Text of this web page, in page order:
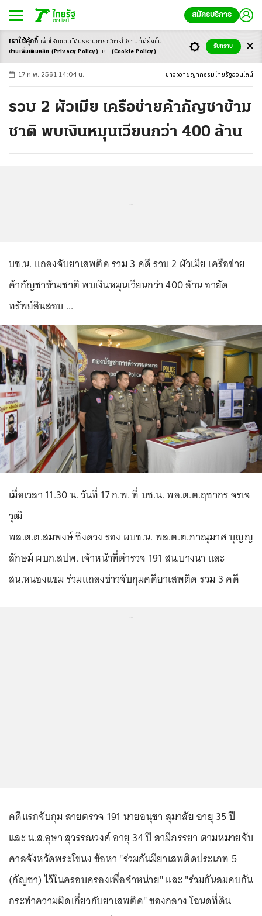
สมัครบริการ
-ก ก ก+
17 ก.พ. 2561 14:04 น. ข่าว อาชญากรรม ไทยรัฐออนไลน์
รวบ 2 ผัวเมีย เครือข่ายค้ากัญชาข้าม
ชาติ พบเงินหมุนเวียนกว่า 400 ล้าน
บช.น. แถลงจับยาเสพติด รวม 3 คดี รวบ 2 ผัวเมีย เครือข่าย
ค้ากัญชาข้ามชาติ พบเงินหมุนเวียนกว่า 400 ล้าน อายัด
ทรัพย์สินสอบ ...
เมื่อเวลา 11.30 น. วันที่ 17 ก.พ. ที่ บช.น. พล.ต.ต.ฤชากร จรเจ
วุฒิ
พล.ต.ต.สมพงษ์ ชิงดวง รอง ผบช.น. พล.ต.ต.ภาณุมาศ บุญญ
ลักษม์ ผบก.สปพ. เจ้าหน้าที่ตำรวจ 191 สน.บางนา และ
สน.หนองแขม ร่วมแถลงข่าวจับกุมคดียาเสพติด รวม 3 คดี
คดีแรกจับกุม สายตรวจ 191 นายอนุชา สุมาลัย อายุ 35 ปี
และ น.ส.อุษา สุวรรณวงศ์ อายุ 34 ปี สามีภรรยา ตามหมายจับ
ศาลจังหวัดพระโขนง ข้อหา "ร่วมกันมียาเสพติดประเภท 5
(กัญชา) ไว้ในครอบครองเพื่อจำหน่าย" และ "ร่วมกันสมคบกัน
กระทำความผิดเกี่ยวกับยาเสพติด" ของกลาง โฉนดที่ดิน
เราใช้คุ้กกี้ เพื่อให้ทุกคนได้ประสบการณ์การใช้งานที่ดียิ่งขึ้น
อ่านเพิ่มเติมคลิก (Privacy Policy) และ (Cookie Policy)
รับทราบ